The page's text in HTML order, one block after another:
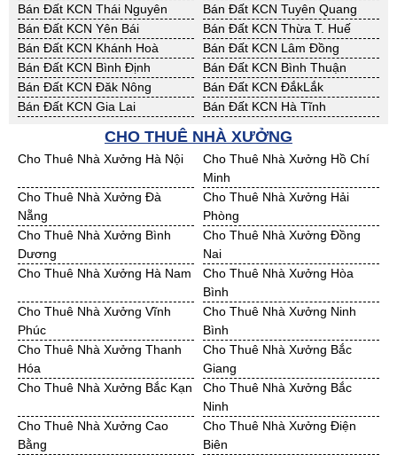
Bán Đất KCN Thái Nguyên
Bán Đất KCN Tuyên Quang
Bán Đất KCN Yên Bái
Bán Đất KCN Thừa T. Huế
Bán Đất KCN Khánh Hoà
Bán Đất KCN Lâm Đồng
Bán Đất KCN Bình Định
Bán Đất KCN Bình Thuận
Bán Đất KCN Đăk Nông
Bán Đất KCN ĐắkLắk
Bán Đất KCN Gia Lai
Bán Đất KCN Hà Tĩnh
Bán Đất KCN Nghệ An
Bán Đất KCN Ninh Thuận
Bán Đất KCN Phú Yên
Bán Đất KCN Quảng Bình
Bán Đất KCN Quảng Nam
Bán Đất KCN Quảng Ngãi
Bán Đất KCN Bà Rịa - VT
Bán Đất KCN Cần Thơ
Bán Đất KCN An Giang
Bán Đất KCN Bạc Liêu
Bán Đất KCN Bến Tre
Bán Đất KCN Bình Phước
Bán Đất KCN Cà Mau
Bán Đất KCN Đồng Tháp
Bán Đất KCN Hậu Giang
Bán Đất KCN Kiên Giang
Bán Đất KCN Long An
Bán Đất KCN Sóc Trăng
Bán Đất KCN Tây Ninh
Bán Đất KCN Tiền Giang
Bán Đất KCN Trà Vinh
Bán Đất KCN Vĩnh Long
Bán Đất KCN Hải Dương
Bán Đất KCN Hưng Yên
Bán Đất KCN Quảng Ninh
CHO THUÊ NHÀ XƯỞNG
Cho Thuê Nhà Xưởng Hà Nội
Cho Thuê Nhà Xưởng Hồ Chí
Minh
Cho Thuê Nhà Xưởng Đà
Nẵng
Cho Thuê Nhà Xưởng Hải
Phòng
Cho Thuê Nhà Xưởng Bình
Dương
Cho Thuê Nhà Xưởng Đồng
Nai
Cho Thuê Nhà Xưởng Hà Nam
Cho Thuê Nhà Xưởng Hòa
Bình
Cho Thuê Nhà Xưởng Vĩnh
Phúc
Cho Thuê Nhà Xưởng Ninh
Bình
Cho Thuê Nhà Xưởng Thanh
Hóa
Cho Thuê Nhà Xưởng Bắc
Giang
Cho Thuê Nhà Xưởng Bắc Kạn
Cho Thuê Nhà Xưởng Bắc
Ninh
Cho Thuê Nhà Xưởng Cao
Bằng
Cho Thuê Nhà Xưởng Điện
Biên